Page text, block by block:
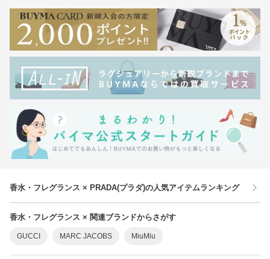
香水・フレグランス × PRADA(プラダ)の人気アイテムランキング
香水・フレグランス × 関連ブランドからさがす
GUCCI MARC JACOBS MiuMiu